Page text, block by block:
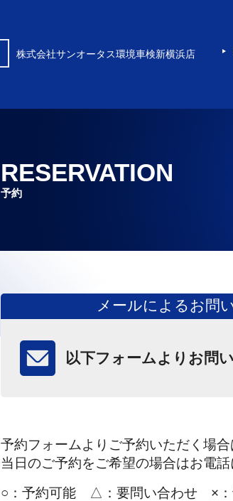
株式会社サンオータス環境車検新横浜店
RESERVATION
予約
メールによるお問
以下フォームよりお問
予約フォームよりご予約いただく場
当日のご予約をご希望の場合はお電話
○： 予約可能 △：要問い合わせ ×：